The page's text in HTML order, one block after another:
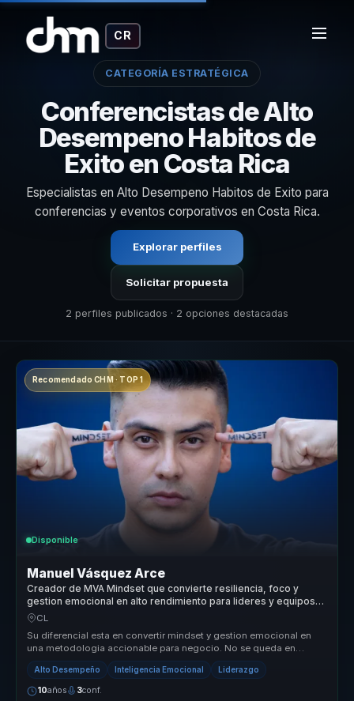
CR
CATEGORÍA ESTRATÉGICA
Conferencistas de Alto
Desempeno Habitos de
Exito en Costa Rica
Especialistas en Alto Desempeno Habitos de Exito para
conferencias y eventos corporativos en Costa Rica.
Explorar perfiles
Solicitar propuesta
2 perfiles publicados · 2 opciones destacadas
Recomendado CHM · TOP 1
Disponible
Manuel Vásquez Arce
Creador de MVA Mindset que convierte resiliencia, foco y
gestion emocional en alto rendimiento para lideres y equipos
comerciales.
CL
Su diferencial esta en convertir mindset y gestion emocional en
una metodologia accionable para negocio. No se queda en
inspiracion: llev...
Alto Desempeño Inteligencia Emocional Liderazgo
10años 3conf.